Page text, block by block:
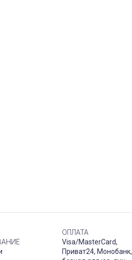
ОПЛАТА
Visa/MasterCard,
Приват24, Монобанк,